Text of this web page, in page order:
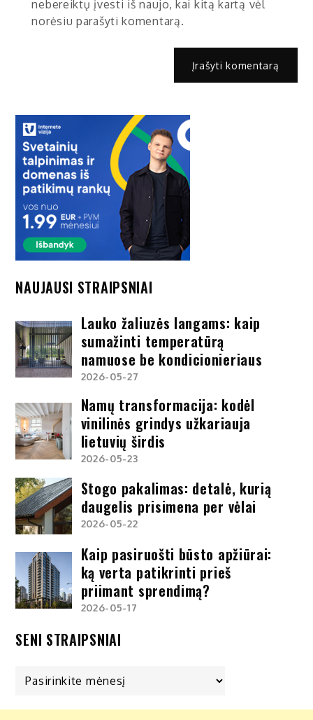
nebereiktų įvesti iš naujo, kai kitą kartą vėl
norėsiu parašyti komentarą.
NAUJAUSI STRAIPSNIAI
Lauko žaliuzės langams: kaip
sumažinti temperatūrą
namuose be kondicionieriaus
2026-05-27
Namų transformacija: kodėl
vinilinės grindys užkariauja
lietuvių širdis
2026-05-23
Stogo pakalimas: detalė, kurią
daugelis prisimena per vėlai
2026-05-22
Kaip pasiruošti būsto apžiūrai:
ką verta patikrinti prieš
priimant sprendimą?
2026-05-17
SENI STRAIPSNIAI